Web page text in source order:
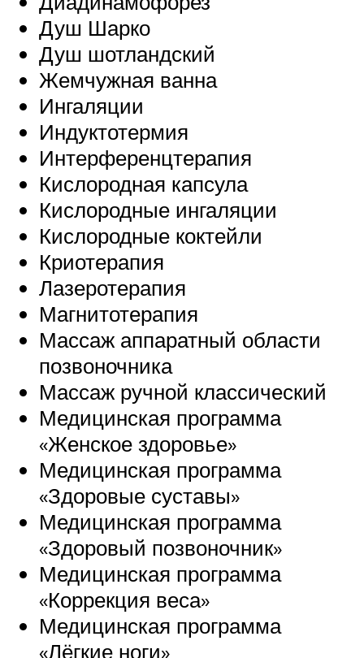
Душ Шарко
Душ шотландский
Жемчужная ванна
Ингаляции
Индуктотермия
Интерференцтерапия
Кислородная капсула
Кислородные ингаляции
Кислородные коктейли
Криотерапия
Лазеротерапия
Магнитотерапия
Массаж аппаратный области
позвоночника
Массаж ручной классический
Медицинская программа
«Женское здоровье»
Медицинская программа
«Здоровые суставы»
Медицинская программа
«Здоровый позвоночник»
Медицинская программа
«Коррекция веса»
Медицинская программа
«Лёгкие ноги»